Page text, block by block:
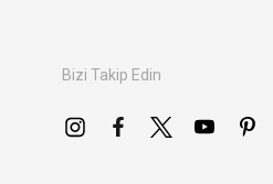
Bizi Takip Edin